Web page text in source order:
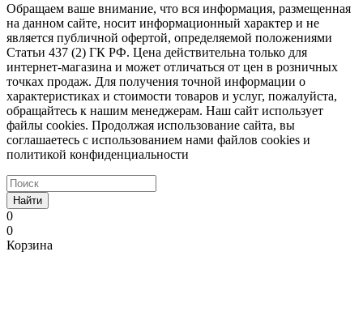
Обращаем ваше внимание, что вся информация, размещенная
на данном сайте, носит информационный характер и не
является публичной офертой, определяемой положениями
Статьи 437 (2) ГК РФ. Цена действительна только для
интернет-магазина и может отличаться от цен в розничных
точках продаж. Для получения точной информации о
характеристиках и стоимости товаров и услуг, пожалуйста,
обращайтесь к нашим менеджерам. Наш сайт использует
файлы cookies. Продолжая использование сайта, вы
соглашаетесь с использованием нами файлов cookies и
политикой конфиденциальности
Найти
0
0
Корзина